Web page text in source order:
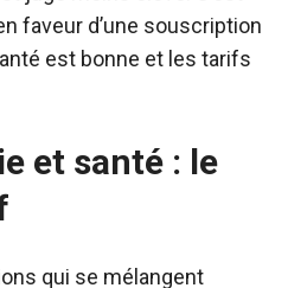
faveur d’une souscription
est bonne et les tarifs
et santé : le
qui se mélangent